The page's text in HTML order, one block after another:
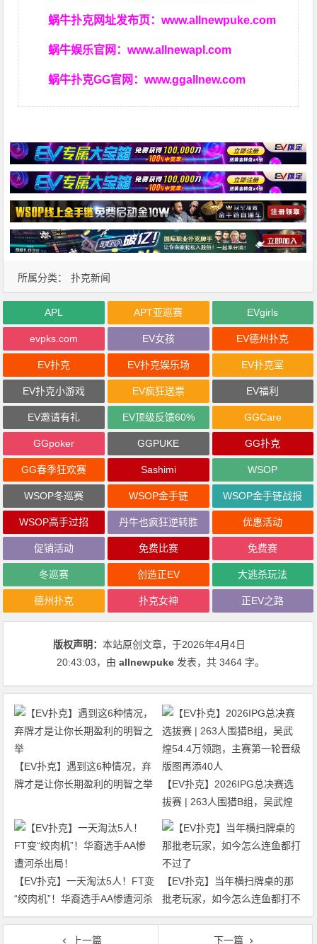
蜗牛扑克网址发布页：www.allnewpuke.com
蜗牛娱乐官网：www.allnewapl.com
蜗牛扑克GG官网：www.ggallnew.com
所属分类： 扑克新闻
APL APT亚巡赛 EVgirls
evpks.com EV女孩 EV德州扑克
EV扑克 EV扑克娱乐场 EV扑克室
EV扑克小游戏 EV疯狂送票 EV福利
EV邀请有礼 EV顶级反馈60% GGCare
GGpoker GGPUKE GG扑克
GG春季狂欢赛 Sashimi WSOP
WSOP冬巡赛 WSOP金手链 WSOP金手链战报
WSOP高手过招 丹牛也疯狂逆转胜 优惠活动
促销活动 免费比赛 免费赛
冬巡赛 创造正EV 大逃杀玩法
德州扑克 扑克女神 正EV之路
版权声明：本站原创文章，于2026年4月4日
20:43:03，由allnewpuke 发表，共 3464 字。
【EV扑克】遇到这6种情况，弃
牌才是让你长期盈利的明智之举
【EV扑克】2026IPG总决赛选
拔赛 | 263人围猎B组，吴武煌
54.4万领跑，主赛第一轮晋级版
【EV扑克】一天淘汰5人！FT变
“绞肉机”！华裔选手AA惨遭河杀
出局！
【EV扑克】当年横扫牌桌的那
批老玩家，如今怎么连鱼都打不
过了
上一篇 下一篇